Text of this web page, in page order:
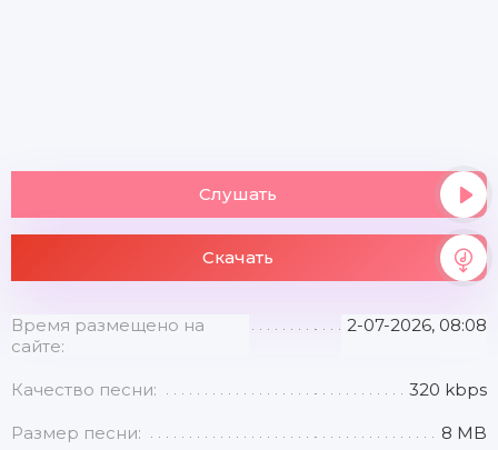
Слушать
Скачать
Время размещено на
сайте:
2-07-2026, 08:08
Качество песни: 320 kbps
Размер песни: 8 MB